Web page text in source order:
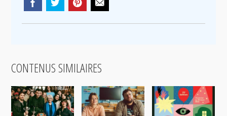
CONTENUS SIMILAIRES